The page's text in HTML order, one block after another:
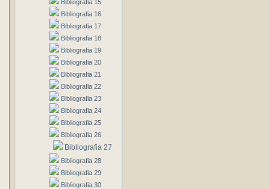
Bibliografia 15
Bibliografia 16
Bibliografia 17
Bibliografia 18
Bibliografia 19
Bibliografia 20
Bibliografia 21
Bibliografia 22
Bibliografia 23
Bibliografia 24
Bibliografia 25
Bibliografia 26
Bibliografia 27
Bibliografia 28
Bibliografia 29
Bibliografia 30